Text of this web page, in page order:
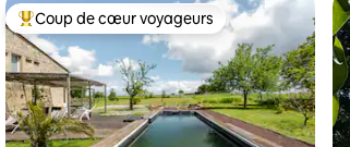
Coups de cœur voyageurs les plus appréciés
Coup de cœur voyageurs